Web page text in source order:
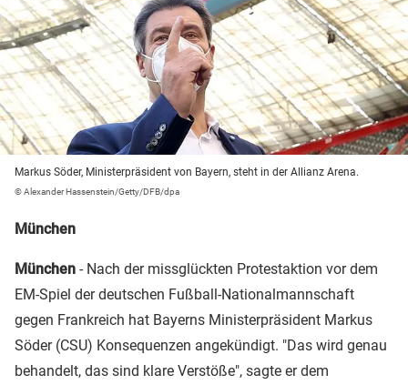
Markus Söder, Ministerpräsident von Bayern, steht in der Allianz Arena.
© Alexander Hassenstein/Getty/DFB/dpa
München
München - Nach der missglückten Protestaktion vor dem
EM-Spiel der deutschen Fußball-Nationalmannschaft
gegen Frankreich hat Bayerns Ministerpräsident Markus
Söder (CSU) Konsequenzen angekündigt. "Das wird genau
behandelt, das sind klare Verstöße", sagte er dem